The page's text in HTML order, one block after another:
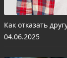
Как отказать
04.06.2025